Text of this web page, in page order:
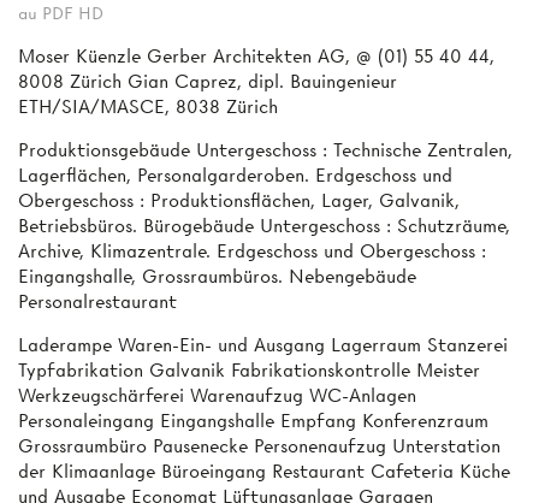
au PDF HD
Moser Küenzle Gerber Architekten AG, @ (01) 55 40 44,
8008 Zürich Gian Caprez, dipl. Bauingenieur
ETH/SIA/MASCE, 8038 Zürich
Produktionsgebäude Untergeschoss : Technische Zentralen,
Lagerflächen, Personalgarderoben. Erdgeschoss und
Obergeschoss : Produktionsflächen, Lager, Galvanik,
Betriebsbüros. Bürogebäude Untergeschoss : Schutzräume,
Archive, Klimazentrale. Erdgeschoss und Obergeschoss :
Eingangshalle, Grossraumbüros. Nebengebäude
Personalrestaurant
Laderampe Waren-Ein- und Ausgang Lagerraum Stanzerei
Typfabrikation Galvanik Fabrikationskontrolle Meister
Werkzeugschärferei Warenaufzug WC-Anlagen
Personaleingang Eingangshalle Empfang Konferenzraum
Grossraumbüro Pausenecke Personenaufzug Unterstation
der Klimaanlage Büroeingang Restaurant Cafeteria Küche
und Ausgabe Economat Lüftungsanlage Garagen